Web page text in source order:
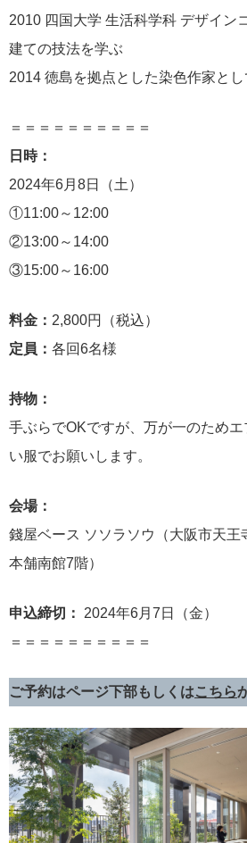
2010 四国大学 生活科学科 デザイン
建ての技法を学ぶ
2014 徳島を拠点とした染色作家とし
＝＝＝＝＝＝＝＝＝＝
日時：
2024年6月8日（土）
①11:00～12:00
②13:00～14:00
③15:00～16:00
料金： 2,800円（税込）
定員： 各回6名様
持物：
手ぶらでOKですが、万が一のため
い服でお願いします。
会場：
錢屋ベース ソソラソウ（大阪市天王
本舗南館7階）
申込締切： 2024年6月7日（金）
＝＝＝＝＝＝＝＝＝＝
ご予約はページ下部もしくはこちら